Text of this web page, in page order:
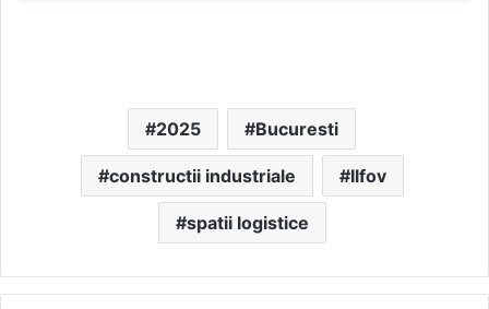
2025 Bucuresti
constructii industriale Ilfov
spatii logistice